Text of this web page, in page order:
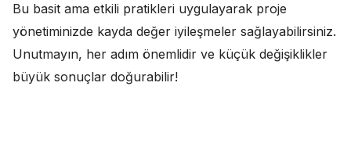
Bu basit ama etkili pratikleri uygulayarak proje
yönetiminizde kayda değer iyileşmeler sağlayabilirsiniz.
Unutmayın, her adım önemlidir ve küçük değişiklikler
büyük sonuçlar doğurabilir!